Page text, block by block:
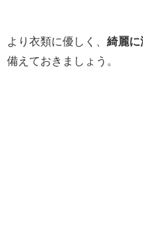
より衣類に優しく、 綺麗に
備えておきましょう。